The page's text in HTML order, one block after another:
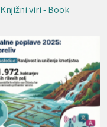
Knjižni viri - Book